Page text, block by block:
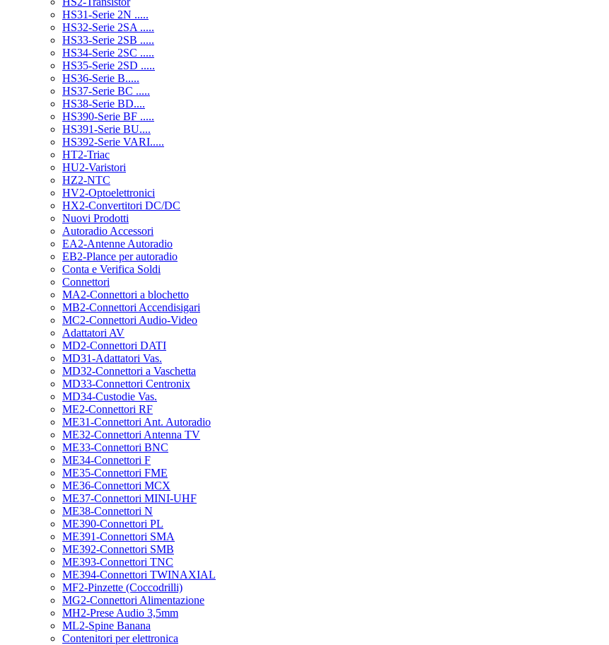
HS31-Serie 2N .....
HS32-Serie 2SA .....
HS33-Serie 2SB .....
HS34-Serie 2SC .....
HS35-Serie 2SD .....
HS36-Serie B.....
HS37-Serie BC .....
HS38-Serie BD....
HS390-Serie BF .....
HS391-Serie BU....
HS392-Serie VARI.....
HT2-Triac
HU2-Varistori
HZ2-NTC
HV2-Optoelettronici
HX2-Convertitori DC/DC
Nuovi Prodotti
Autoradio Accessori
EA2-Antenne Autoradio
EB2-Plance per autoradio
Conta e Verifica Soldi
Connettori
MA2-Connettori a blochetto
MB2-Connettori Accendisigari
MC2-Connettori Audio-Video
Adattatori AV
MD2-Connettori DATI
MD31-Adattatori Vas.
MD32-Connettori a Vaschetta
MD33-Connettori Centronix
MD34-Custodie Vas.
ME2-Connettori RF
ME31-Connettori Ant. Autoradio
ME32-Connettori Antenna TV
ME33-Connettori BNC
ME34-Connettori F
ME35-Connettori FME
ME36-Connettori MCX
ME37-Connettori MINI-UHF
ME38-Connettori N
ME390-Connettori PL
ME391-Connettori SMA
ME392-Connettori SMB
ME393-Connettori TNC
ME394-Connettori TWINAXIAL
MF2-Pinzette (Coccodrilli)
MG2-Connettori Alimentazione
MH2-Prese Audio 3,5mm
ML2-Spine Banana
Contenitori per elettronica